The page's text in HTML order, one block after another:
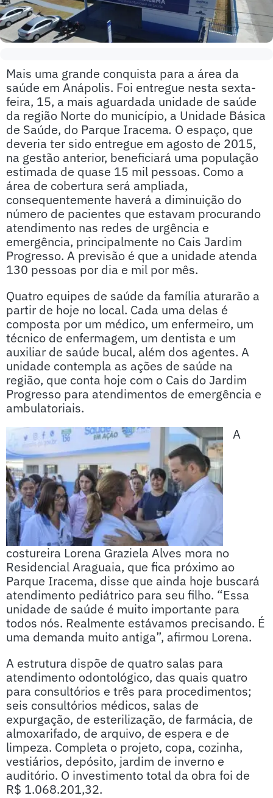
Mais uma grande conquista para a área da
saúde em Anápolis. Foi entregue nesta sexta-
feira, 15, a mais aguardada unidade de saúde
da região Norte do município, a Unidade Básica
de Saúde, do Parque Iracema. O espaço, que
deveria ter sido entregue em agosto de 2015,
na gestão anterior, beneficiará uma população
estimada de quase 15 mil pessoas. Como a
área de cobertura será ampliada,
consequentemente haverá a diminuição do
número de pacientes que estavam procurando
atendimento nas redes de urgência e
emergência, principalmente no Cais Jardim
Progresso. A previsão é que a unidade atenda
130 pessoas por dia e mil por mês.
Quatro equipes de saúde da família aturarão a
partir de hoje no local. Cada uma delas é
composta por um médico, um enfermeiro, um
técnico de enfermagem, um dentista e um
auxiliar de saúde bucal, além dos agentes. A
unidade contempla as ações de saúde na
região, que conta hoje com o Cais do Jardim
Progresso para atendimentos de emergência e
ambulatoriais.
A
costureira Lorena Graziela Alves mora no
Residencial Araguaia, que fica próximo ao
Parque Iracema, disse que ainda hoje buscará
atendimento pediátrico para seu filho. “Essa
unidade de saúde é muito importante para
todos nós. Realmente estávamos precisando. É
uma demanda muito antiga”, afirmou Lorena.
A estrutura dispõe de quatro salas para
atendimento odontológico, das quais quatro
para consultórios e três para procedimentos;
seis consultórios médicos, salas de
expurgação, de esterilização, de farmácia, de
almoxarifado, de arquivo, de espera e de
limpeza. Completa o projeto, copa, cozinha,
vestiários, depósito, jardim de inverno e
auditório. O investimento total da obra foi de
R$ 1.068.201,32.